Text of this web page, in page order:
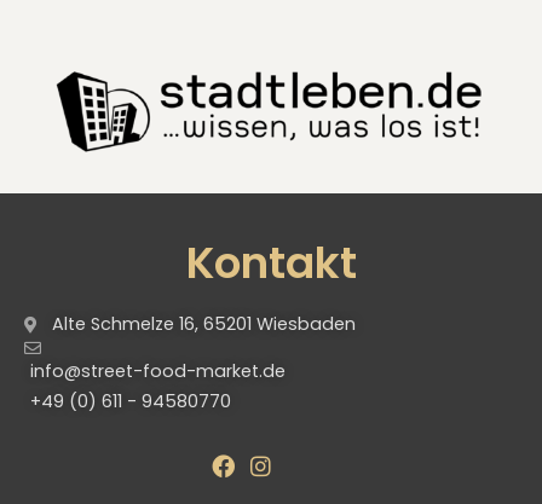
Kontakt
Alte Schmelze 16, 65201 Wiesbaden
info@street-food-market.de
+49 (0) 611 - 94580770